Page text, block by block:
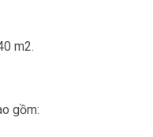
m2.
gồm: